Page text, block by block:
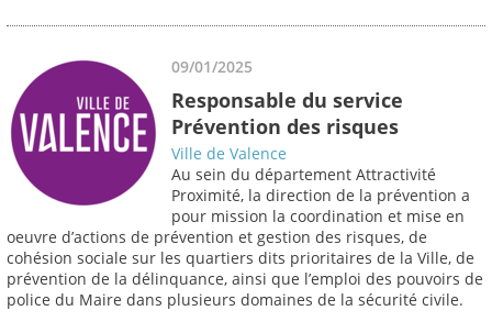
09/01/2025
Responsable du service
Prévention des risques
Ville de Valence
Au sein du département Attractivité
Proximité, la direction de la prévention a
pour mission la coordination et mise en
oeuvre d’actions de prévention et gestion des risques, de
cohésion sociale sur les quartiers dits prioritaires de la Ville, de
prévention de la délinquance, ainsi que l’emploi des pouvoirs de
police du Maire dans plusieurs domaines de la sécurité civile.